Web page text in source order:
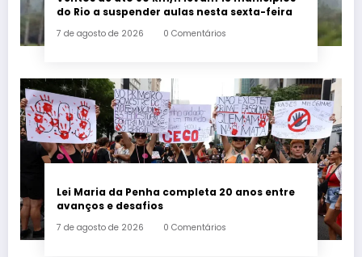
do Rio a suspender aulas nesta sexta-feira
7 de agosto de 2026 0 Comentários
Lei Maria da Penha completa 20 anos entre
avanços e desafios
7 de agosto de 2026 0 Comentários